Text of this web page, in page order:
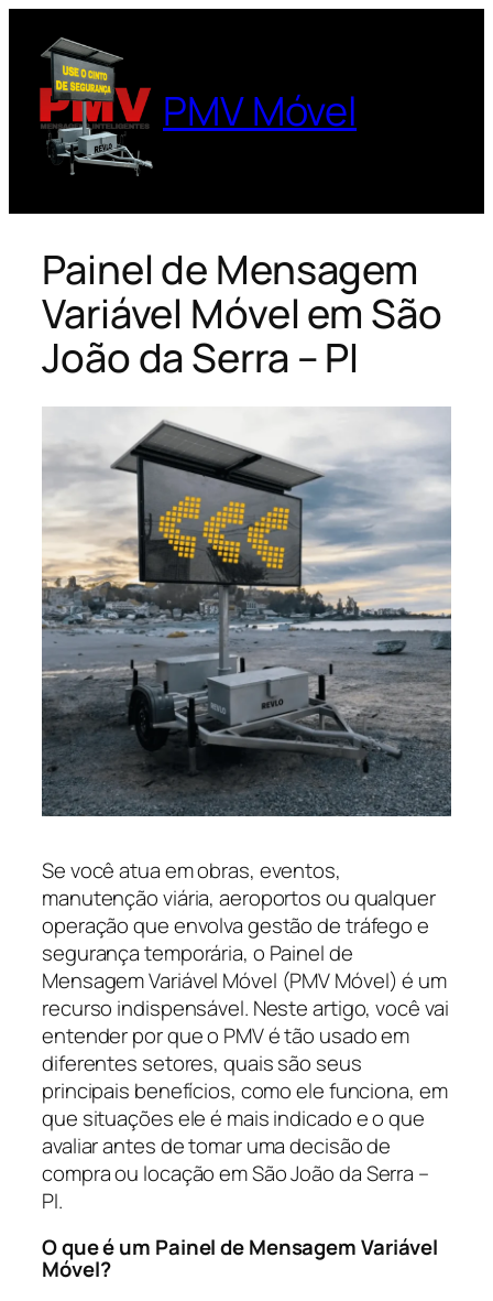
para
conteúdo
PMV Móvel
Painel de Mensagem
Variável Móvel em São
João da Serra – PI
Se você atua em obras, eventos,
manutenção viária, aeroportos ou qualquer
operação que envolva gestão de tráfego e
segurança temporária, o Painel de
Mensagem Variável Móvel (PMV Móvel) é um
recurso indispensável. Neste artigo, você vai
entender por que o PMV é tão usado em
diferentes setores, quais são seus
principais benefícios, como ele funciona, em
que situações ele é mais indicado e o que
avaliar antes de tomar uma decisão de
compra ou locação em São João da Serra –
PI.
O que é um Painel de Mensagem Variável
Móvel?